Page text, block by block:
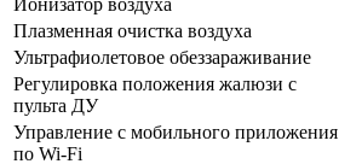
Плазменная очистка воздуха
Ультрафиолетовое обеззараживание
Регулировка положения жалюзи с
пульта ДУ
Управление c мобильного приложения
по Wi-Fi